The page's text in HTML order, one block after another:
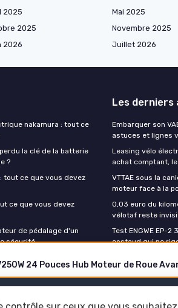
24 Pouces Hub Moteur de Roue
2025 Mai 2025
2025 Novembre 2025
2026 Juillet 2026
nakamura : tout ce
la clé de la batterie
?
tout ce que vous devez
ce que vous devez
de pédalage d'un
sécurité
Les derniers
Embarquer son
astuces et lignes
Leasing vélo
achat comptant,
VTTAE sous la
moteur face à la
0,03 euro du
vélotaf reste
Test ENGWE EP-
costaud qui ne